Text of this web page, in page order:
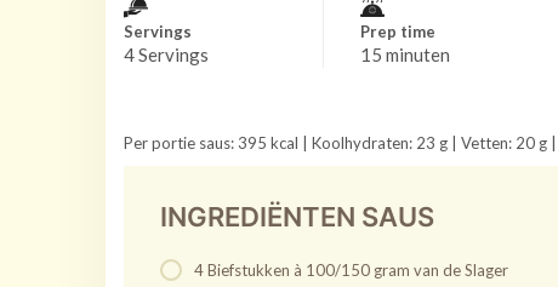
Servings
4 Servings
Prep time
15 minuten
Per portie saus: 395 kcal | Koolhydraten: 23 g | Vetten: 20 g
INGREDIËNTEN SAUS
4 Biefstukken à 100/150 gram van de Slager